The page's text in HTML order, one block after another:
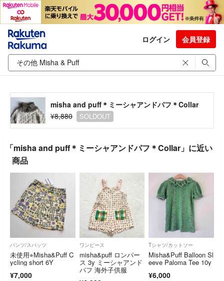
ログイン 会員登録
misha and puff＊ミーシャアンドパフ＊Collar
¥8,880
SOLDOUT
「misha and puff＊ミーシャアンドパフ＊Collar」に近い
商品
パンツ/スパッツ
未使用⭐︎Misha&Puff C
ycling short 6Y
¥7,000
ワンピース
misha&puff ロンパー
ス 3y ミーシャアンド
パフ 海外子供服
Tシャツ/カットソー
Misha&Puff Balloon Sl
eeve Paloma Tee 10y
¥6,000